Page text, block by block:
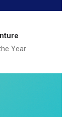
Year